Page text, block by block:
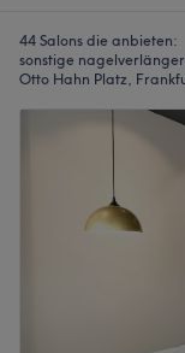
44 Salons die anbieten:
sonstige
Otto Hahn Platz,